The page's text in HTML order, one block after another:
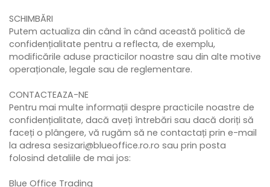
SCHIMBĂRI
Putem actualiza din când în când această politică de
confidențialitate pentru a reflecta, de exemplu,
modificările aduse practicilor noastre sau din alte motive
operaționale, legale sau de reglementare.
CONTACTEAZA-NE
Pentru mai multe informații despre practicile noastre de
confidențialitate, dacă aveți întrebări sau dacă doriți să
faceți o plângere, vă rugăm să ne contactați prin e-mail
la adresa sesizari@blueoffice.ro.ro sau prin posta
folosind detaliile de mai jos:
Blue Office Trading